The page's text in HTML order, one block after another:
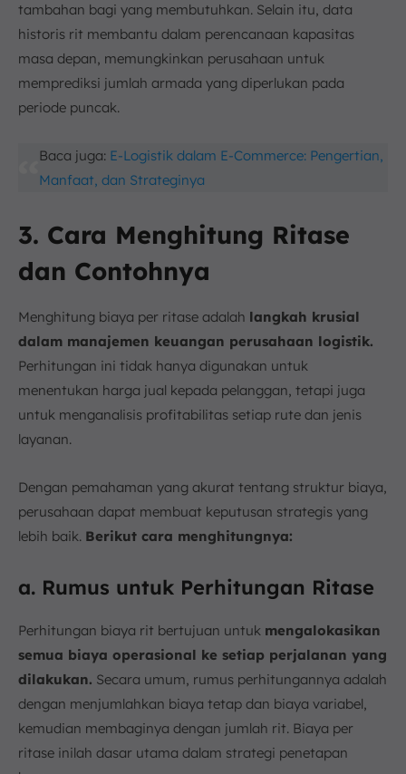
tambahan bagi yang membutuhkan. Selain itu, data
historis rit membantu dalam perencanaan kapasitas
masa depan, memungkinkan perusahaan untuk
memprediksi jumlah armada yang diperlukan pada
periode puncak.
Baca juga: E-Logistik dalam E-Commerce: Pengertian,
Manfaat, dan Strateginya
3. Cara Menghitung Ritase
dan Contohnya
Menghitung biaya per ritase adalah langkah krusial
dalam manajemen keuangan perusahaan logistik.
Perhitungan ini tidak hanya digunakan untuk
menentukan harga jual kepada pelanggan, tetapi juga
untuk menganalisis profitabilitas setiap rute dan jenis
layanan.
Dengan pemahaman yang akurat tentang struktur biaya,
perusahaan dapat membuat keputusan strategis yang
lebih baik. Berikut cara menghitungnya:
a. Rumus untuk Perhitungan Ritase
Perhitungan biaya rit bertujuan untuk mengalokasikan
semua biaya operasional ke setiap perjalanan yang
dilakukan. Secara umum, rumus perhitungannya adalah
dengan menjumlahkan biaya tetap dan biaya variabel,
kemudian membaginya dengan jumlah rit. Biaya per
ritase inilah dasar utama dalam strategi penetapan